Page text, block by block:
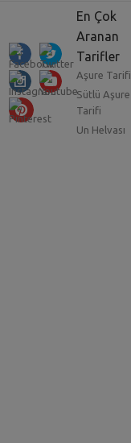
En Çok
Aranan
Tarifler
Aşure Tarifi
Sütlü Aşure
Tarifi
Un Helvası